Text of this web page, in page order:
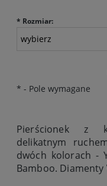
* Rozmiar:
* - Pole wymagane
Pierścionek z
delikatnym
dwóch kolorach -
Bamboo. Diamenty